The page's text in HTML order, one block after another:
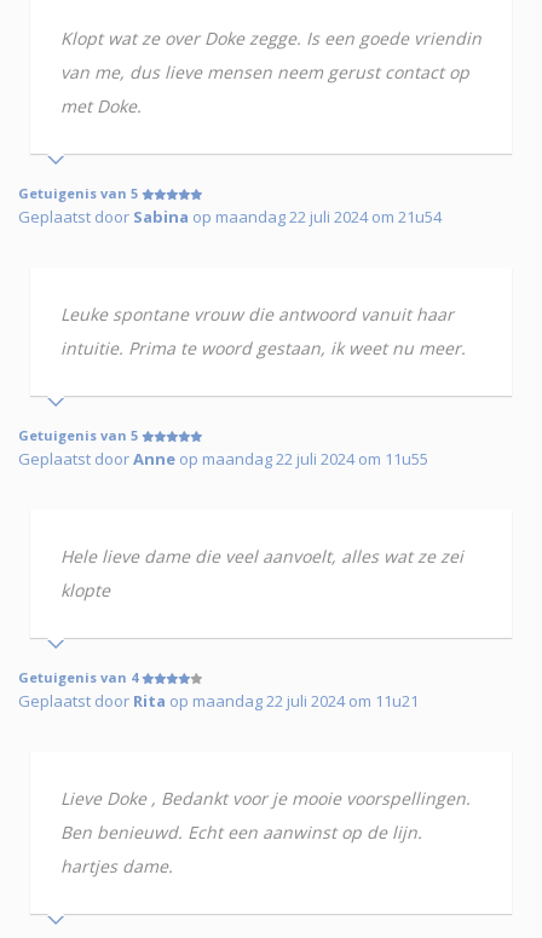
Klopt wat ze over Doke zegge. Is een goede vriendin
van me, dus lieve mensen neem gerust contact op
met Doke.
Getuigenis van 5
Geplaatst door Sabina op maandag 22 juli 2024 om 21u54
Leuke spontane vrouw die antwoord vanuit haar
intuitie. Prima te woord gestaan, ik weet nu meer.
Getuigenis van 5
Geplaatst doorAnne op maandag 22 juli 2024 om 11u55
Hele lieve dame die veel aanvoelt, alles wat ze zei
klopte
Getuigenis van 4
Geplaatst door Rita op maandag 22 juli 2024 om 11u21
Lieve Doke , Bedankt voor je mooie voorspellingen.
Ben benieuwd. Echt een aanwinst op de lijn.
hartjes dame.